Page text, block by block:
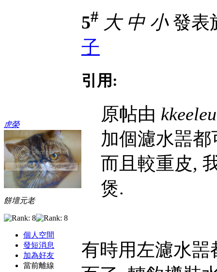
虎榮
餅壇元老
個人空間
發短消息
加為好友
當前離線
5# 大 中 小發表
子
引用:
原帖由
加個濾水噐
而且較重皮,
煲.
有時用左濾水